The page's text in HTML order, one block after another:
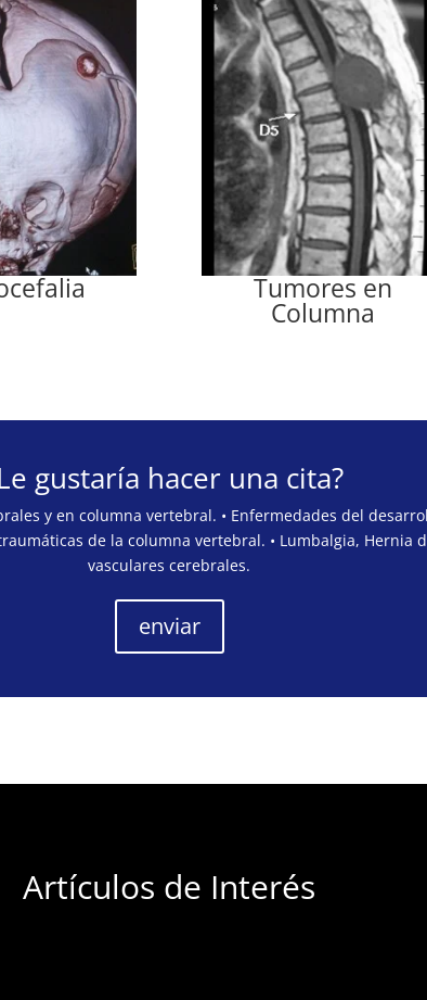
Tumores en
Columna
gustaría hacer una cita?
y en columna vertebral. • Enfermedades del
de la columna vertebral. • Lumbalgia, Hernia
vasculares cerebrales.
enviar
Artículos de Interés